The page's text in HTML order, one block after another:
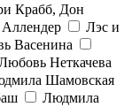
Крабб, Дон
Лэс и
Васенина
Неткачева
Шамовская
Людмила